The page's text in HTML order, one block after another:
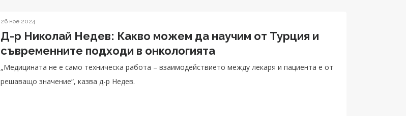
26 ное 2024
Д-р Николай Недев: Какво можем да научим от Турция и
съвременните подходи в онкологията
„Медицината не е само техническа работа – взаимодействието между лекаря и пациента е от
решаващо значение“, казва д-р Недев.